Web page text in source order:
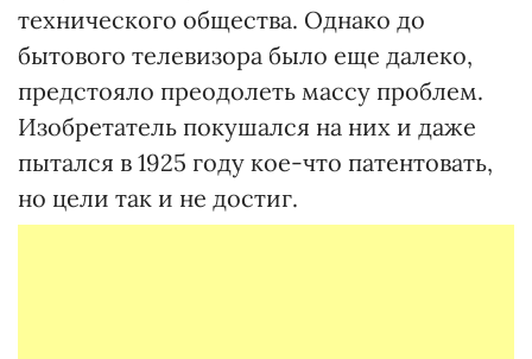
технического общества. Однако до
бытового телевизора было еще далеко,
предстояло преодолеть массу проблем.
Изобретатель покушался на них и даже
пытался в 1925 году кое-что патентовать,
но цели так и не достиг.